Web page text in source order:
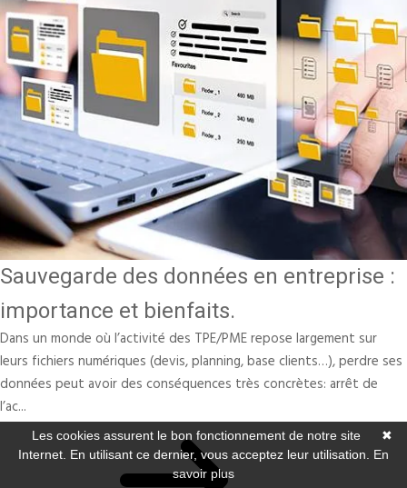
Sauvegarde des données en entreprise :
importance et bienfaits.
Dans un monde où l’activité des TPE/PME repose largement sur
leurs fichiers numériques (devis, planning, base clients…), perdre ses
données peut avoir des conséquences très concrètes: arrêt de
l’ac...
✖
Les cookies assurent le bon fonctionnement de notre site
Internet. En utilisant ce dernier, vous acceptez leur utilisation. En
savoir plus